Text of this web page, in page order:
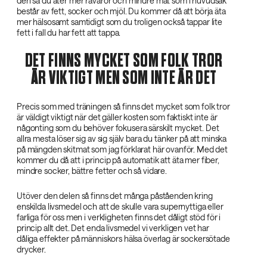
består av fett, socker och mjöl. Du kommer då att börja äta
mer hälsosamt samtidigt som du troligen också tappar lite
fett i fall du har fett att tappa.
DET FINNS MYCKET SOM FOLK TROR
ÄR VIKTIGT MEN SOM INTE ÄR DET
Precis som med träningen så finns det mycket som folk tror
är väldigt viktigt när det gäller kosten som faktiskt inte är
någonting som du behöver fokusera särskilt mycket. Det
allra mesta löser sig av sig själv bara du tänker på att minska
på mängden skitmat som jag förklarat här ovanför. Med det
kommer du då att i princip på automatik att äta mer fiber,
mindre socker, bättre fetter och så vidare.
Utöver den delen så finns det många påståenden kring
enskilda livsmedel och att de skulle vara supernyttiga eller
farliga för oss men i verkligheten finns det dåligt stöd för i
princip allt det. Det enda livsmedel vi verkligen vet har
dåliga effekter på människors hälsa överlag är sockersötade
drycker.